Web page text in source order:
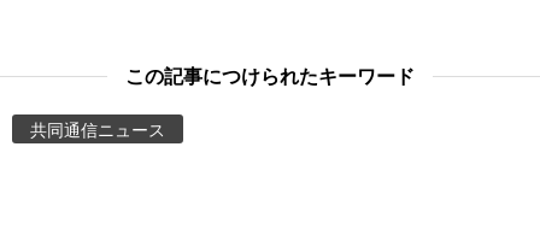
この記事につけられたキーワード
共同通信ニュース